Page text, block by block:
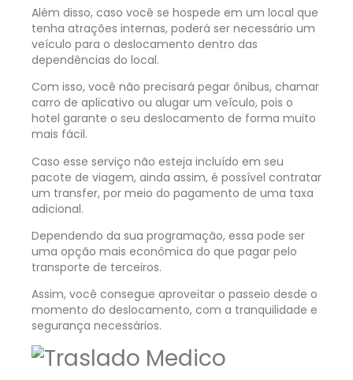
Além disso, caso você se hospede em um local que
tenha atrações internas, poderá ser necessário um
veículo para o deslocamento dentro das
dependências do local.
Com isso, você não precisará pegar ônibus, chamar
carro de aplicativo ou alugar um veículo, pois o
hotel garante o seu deslocamento de forma muito
mais fácil.
Caso esse serviço não esteja incluído em seu
pacote de viagem, ainda assim, é possível contratar
um transfer, por meio do pagamento de uma taxa
adicional.
Dependendo da sua programação, essa pode ser
uma opção mais econômica do que pagar pelo
transporte de terceiros.
Assim, você consegue aproveitar o passeio desde o
momento do deslocamento, com a tranquilidade e
segurança necessários.